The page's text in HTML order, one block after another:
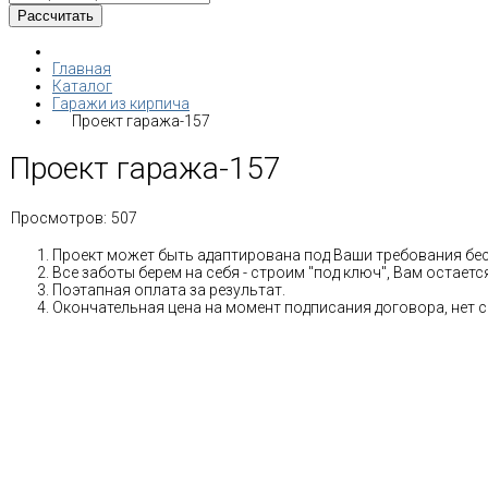
Главная
Каталог
Гаражи из кирпича
Проект гаража-157
Проект гаража-157
Просмотров: 507
Проект может быть адаптирована под Ваши требования
Все заботы берем на себя - строим "под ключ", Вам
Поэтапная оплата за результат.
Окончательная цена на момент подписания договора, нет